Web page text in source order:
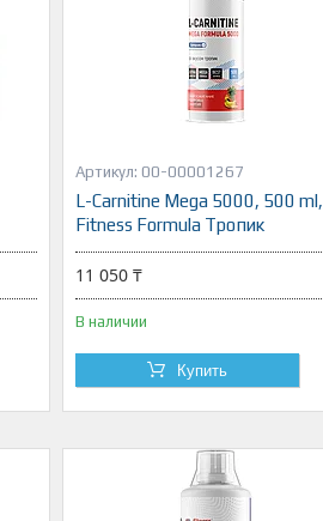
00-00001267
L-Carnitine Mega 5000, 500 ml,
Fitness Formula Тропик
11 050 ₸
В наличии
Купить